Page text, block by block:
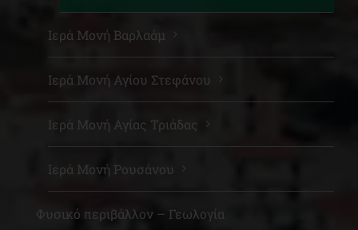
Ιερά Μονή Βαρλαάμ
Ιερά Μονή Αγίου Στεφάνου
Ιερά Μονή Αγίας Τριάδας
Ιερά Μονή Ρουσάνου
Φυσικό περιβάλλον – Γεωλογία